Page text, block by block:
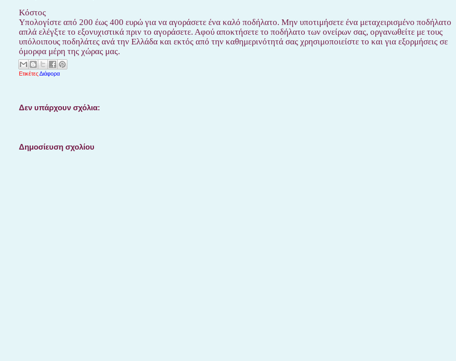
Κόστος
Υπολογίστε από 200 έως 400 ευρώ για να αγοράσετε ένα καλό ποδήλατο. Μην υποτιμήσετε ένα μεταχειρισμένο ποδήλατο
απλά ελέγξτε το εξονυχιστικά πριν το αγοράσετε. Αφού αποκτήσετε το ποδήλατο των ονείρων σας, οργανωθείτε με τους
υπόλοιπους ποδηλάτες ανά την Ελλάδα και εκτός από την καθημερινότητά σας χρησιμοποιείστε το και για εξορμήσεις σε
όμορφα μέρη της χώρας μας.
ΕτικέτεςΔιάφορα
Δεν υπάρχουν σχόλια:
Δημοσίευση σχολίου